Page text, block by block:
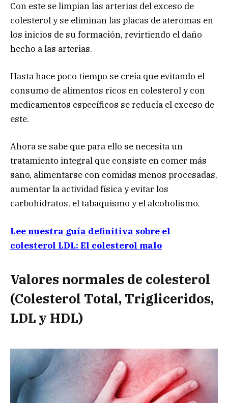
Con este se limpian las arterias del exceso de
colesterol y se eliminan las placas de ateromas en
los inicios de su formación, revirtiendo el daño
hecho a las arterias.
Hasta hace poco tiempo se creía que evitando el
consumo de alimentos ricos en colesterol y con
medicamentos específicos se reducía el exceso de
este.
Ahora se sabe que para ello se necesita un
tratamiento integral que consiste en comer más
sano, alimentarse con comidas menos procesadas,
aumentar la actividad física y evitar los
carbohidratos, el tabaquismo y el alcoholismo.
Lee nuestra guía definitiva sobre el
colesterol LDL: El colesterol malo
Valores normales de colesterol
(Colesterol Total, Trigliceridos,
LDL y HDL)